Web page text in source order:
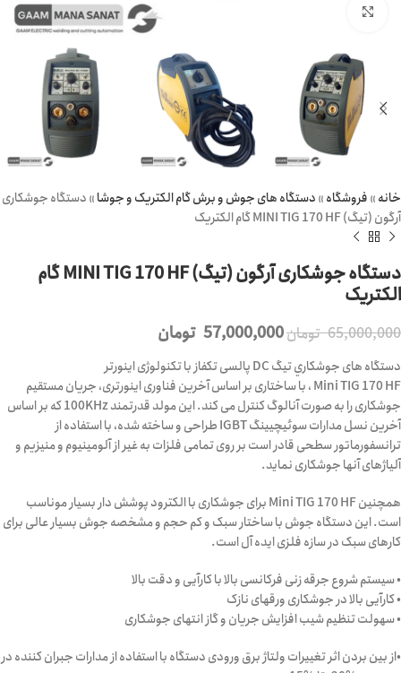
خانه»فروشگاه»دستگاه های جوش و برش گام الکتریک و جوشا»دستگاه جوشکاری
آرگون (تیگ) MINI TIG 170 HF گام الکتریک
دستگاه جوشکاری آرگون (تیگ) MINI TIG 170 HF گام
الکتریک
65,000,000 تومان57,000,000 تومان
دستگاه های جوشكاري تيگ DC پالسی تکفاز با تکنولوژی اینورتر
Mini TIG 170 HF ، با ساختاری بر اساس آخرین فناوری اینورتری، جریان مستقیم
جوشکاری را به صورت آنالوگ کنترل می کند. این مولد قدرتمند 100KHz که بر اساس
آخرین نسل مدارات سوئیچیینگ IGBT طراحی و ساخته شده، با استفاده از
ترانسفورماتور سطحی قادر است بر روی تمامی فلزات به غیر از آلومینیوم و منیزیم و
آلیاژهای آنها جوشکاری نماید.
همچنین Mini TIG 170 HF برای جوشکاری با الکترود پوشش دار بسیار موناسب
است. این دستگاه جوش با ساختار سبک و کم حجم و مشخصه جوش بسیار عالی برای
کارهای سبک در سازه فلزی ایده آل است.
• سیستم شروع جرقه زنی فرکانسی بالا با کارآیی و دقت بالا
• کارآیی بالا در جوشکاری ورقهای نازک
• سهولت تنظیم شیب افزایش جریان و گاز انتهای جوشکاری
•از بین بردن اثر تغییرات ولتاژ برق ورودی دستگاه با استفاده از مدارات جبران کننده در